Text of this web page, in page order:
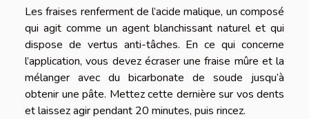
Les fraises renferment de l’acide malique, un composé
qui agit comme un agent blanchissant naturel et qui
dispose de vertus anti-tâches. En ce qui concerne
l’application, vous devez écraser une fraise mûre et la
mélanger avec du bicarbonate de soude jusqu’à
obtenir une pâte. Mettez cette dernière sur vos dents
et laissez agir pendant 20 minutes, puis rincez.